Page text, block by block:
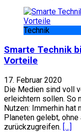
Technik
Smarte Technik
Vorteile
17. Februar 2020
Die Medien sind voll
erleichtern sollen. So
Nutzen: Immerhin hat
Planeten gelebt,
zurückzugreifen. […]